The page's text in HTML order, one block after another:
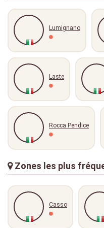
Lumignano
Laste
Rocca Pendice
Zones les plus
Casso